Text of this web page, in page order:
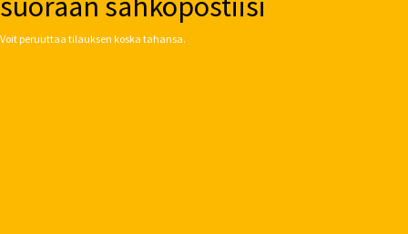
Voit peruuttaa tilauksen koska tahansa.